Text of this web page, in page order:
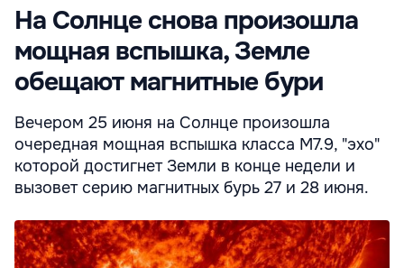
На Солнце снова произошла
мощная вспышка, Земле
обещают магнитные бури
Вечером 25 июня на Солнце произошла
очередная мощная вспышка класса M7.9, "эхо"
которой достигнет Земли в конце недели и
вызовет серию магнитных бурь 27 и 28 июня.